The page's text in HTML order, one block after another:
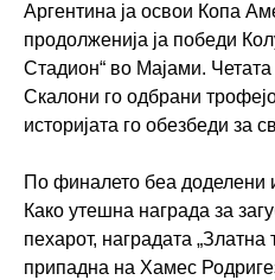
Аргентина ја освои Копа
продолженија ја победи
Стадион“ во Мајами.
Скалони го одбрани
историјата го обезбеди за
По финалето беа доделени
Како утешна награда за
пехарот, наградата
припадна на Хамес